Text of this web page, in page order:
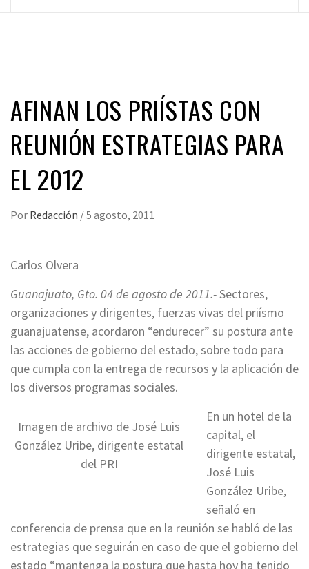
AFINAN LOS PRIÍSTAS CON
REUNIÓN ESTRATEGIAS PARA
EL 2012
Por Redacción /5 agosto, 2011
Carlos Olvera
Guanajuato, Gto. 04 de agosto de 2011.-Sectores,
organizaciones y dirigentes, fuerzas vivas del priísmo
guanajuatense, acordaron “endurecer” su postura ante
las acciones de gobierno del estado, sobre todo para
que cumpla con la entrega de recursos y la aplicación de
los diversos programas sociales.
Imagen de archivo de José Luis
González Uribe, dirigente estatal
del PRI
En un hotel de la
capital, el
dirigente estatal,
José Luis
González Uribe,
señaló en
conferencia de prensa que en la reunión se habló de las
estrategias que seguirán en caso de que el gobierno del
estado “mantenga la postura que hasta hoy ha tenido